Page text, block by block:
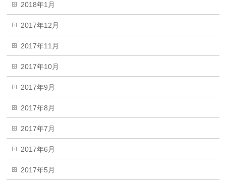
2018年1月
2017年12月
2017年11月
2017年10月
2017年9月
2017年8月
2017年7月
2017年6月
2017年5月